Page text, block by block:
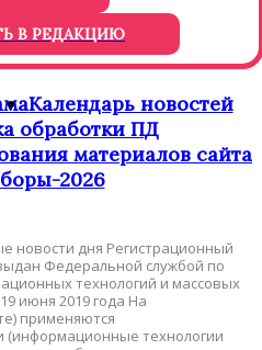
В РЕДАКЦИЮ
Календарь новостей
обработки ПД
материалов сайта
2026
новости дня Регистрационный
Федеральной службой по
технологий и массовых
июня 2019 года На
применяются
(информационные технологии